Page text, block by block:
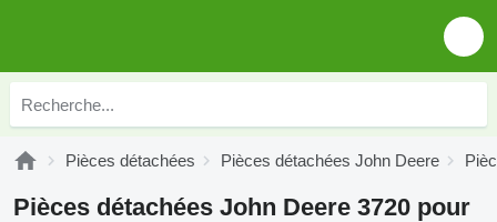
Pièces détachées Pièces détachées John Deere
Pièces détachées John Deere 3720 pour